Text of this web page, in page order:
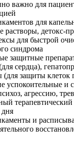
важно для
для
растворы, детокс-
для быстрой
синдрома
защитные
сердца),
защиты клеток
успокоительные и
агрессию,
терапевтический
дня
и